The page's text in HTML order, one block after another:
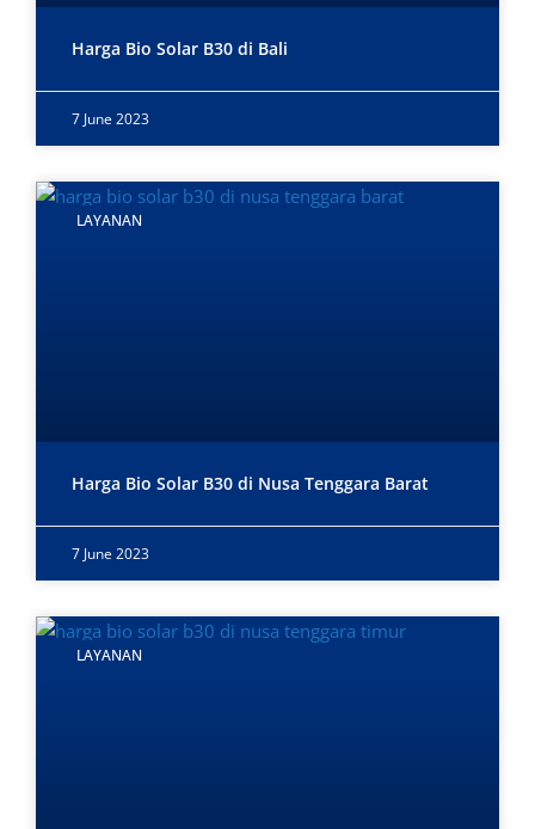
Harga Bio Solar B30 di Bali
7 June 2023
LAYANAN
Harga Bio Solar B30 di Nusa Tenggara Barat
7 June 2023
LAYANAN